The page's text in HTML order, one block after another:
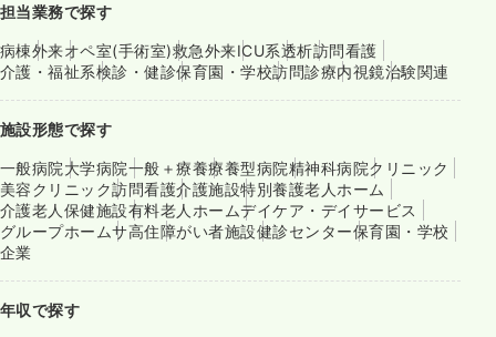
担当業務で探す
病棟外来オペ室(手術室)救急外来ICU系透析訪問看護
介護・福祉系検診・健診保育園・学校訪問診療内視鏡治験関連
施設形態で探す
一般病院大学病院一般＋療養療養型病院精神科病院クリニック
美容クリニック訪問看護介護施設特別養護老人ホーム
介護老人保健施設有料老人ホームデイケア・デイサービス
グループホームサ高住障がい者施設健診センター保育園・学校
企業
年収で探す